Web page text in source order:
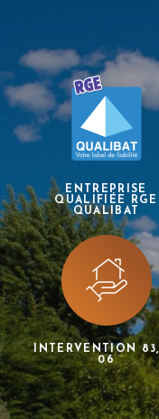
ENTREPRISE
QUALIFIÉE RGE
QUALIBAT
INTERVENTION 83,
06